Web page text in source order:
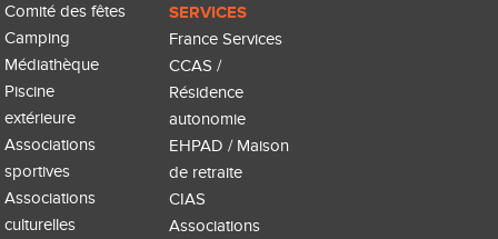
Comité des fêtes
Camping
Médiathèque
Piscine
extérieure
Associations
sportives
Associations
culturelles
SERVICES
France Services
CCAS /
Résidence
autonomie
EHPAD / Maison
de retraite
CIAS
Associations